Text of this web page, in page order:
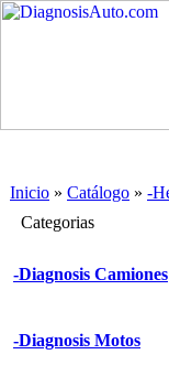
Inicio » Catálogo » -
Categorias
-Diagnosis Camiones
-Diagnosis Motos